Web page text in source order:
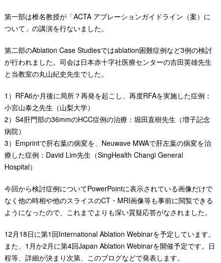
第一部は椎名教授が「ACTA アブレーションガイドライン（案）に
ついて」の講演を行ないました。
第二部のAblation Case Studiesではablation困難症例など3例の検討
が行われました。司会は日本赤十字社医療センターの吉田英雄先生
と当教室の丸山紀史先生でした。
1）RFA6か月後に局所？再発を起こし、再度RFAを実施した症例：
小宮山泰之先生（山梨大学）
2）S4肝門部の36mmのHCC症例の治療：堀田直樹先生（増子記念
病院）
3）Emprintで肝右葉の病変を、Neuwave MWAで肝左葉の病変を治
療した症例：David Lim先生（SingHealth Changi General
Hospital）
今回から検討症例についてPowerPointに表示されている画像だけで
なく他の時相や他のスライスのCT・MRI画像等も事前に閲覧できる
ようになったので、これまでよりも深い質疑応答がなされました。
12月18日に第1回International Ablation Webinarを予定しています。
また、1月か2月に第4回Japan Ablation Webinarを開催予定です。日
程等、詳細が決まり次第、このブログなどで発表します。